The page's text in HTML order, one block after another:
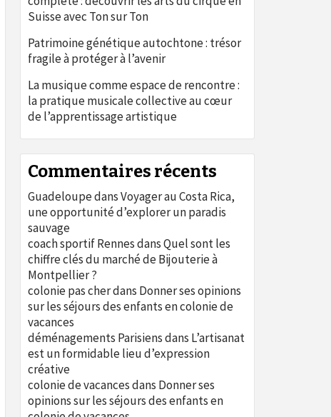
Suisse avec Ton sur Ton
Patrimoine génétique autochtone : trésor
fragile à protéger à l’avenir
La musique comme espace de rencontre :
la pratique musicale collective au cœur
de l’apprentissage artistique
Commentaires récents
GuadeloupedansVoyager au Costa Rica,
une opportunité d’explorer un paradis
sauvage
coach sportif RennesdansQuel sont les
chiffre clés du marché de Bijouterie à
Montpellier ?
colonie pas cherdans Donner ses opinions
sur les séjours des enfants en colonie de
vacances
déménagements Parisiensdans L’artisanat
est un formidable lieu d’expression
créative
colonie de vacancesdans Donner ses
opinions sur les séjours des enfants en